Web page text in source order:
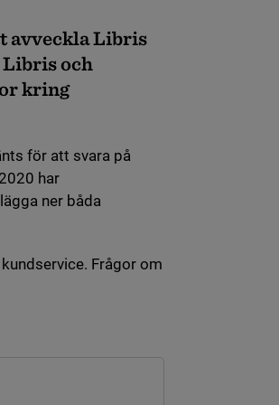
avveckla Libris
och
kring
för att svara på
har
ner båda
Frågor om